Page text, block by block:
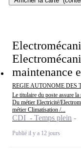
maintenance
REGIE AUTONOME DES
Le titulaire du poste assure
Du métier Electricité/
métier Climatisation /...
CDI - Temps plein
Publié il y a 12 jours